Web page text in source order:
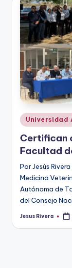
Publicado
en
Universidad
Certifican
Facultad
Por Jesús
Medicina
Autónoma de
del Consejo
Publicado
Jesus Rivera